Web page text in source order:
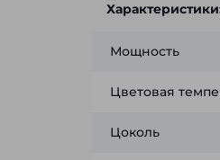
Мощность
Цветовая
Цоколь